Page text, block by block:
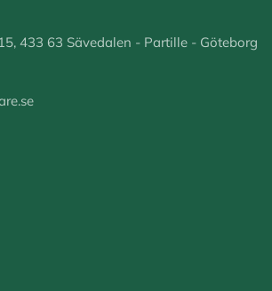
433 63 Sävedalen - Partille - Göteborg